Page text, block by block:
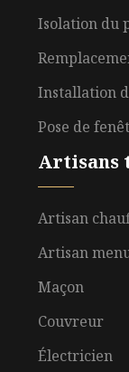
Isolation du
Installation
Pose de
Artisans
Artisan
Artisan
Maçon
Couvreur
Électricien